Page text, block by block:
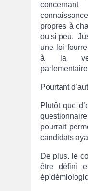
propres à
ou si peu.
une loi
à la
Pourtant
Plutôt que
pourrait
candidats
De plus, le
être défini